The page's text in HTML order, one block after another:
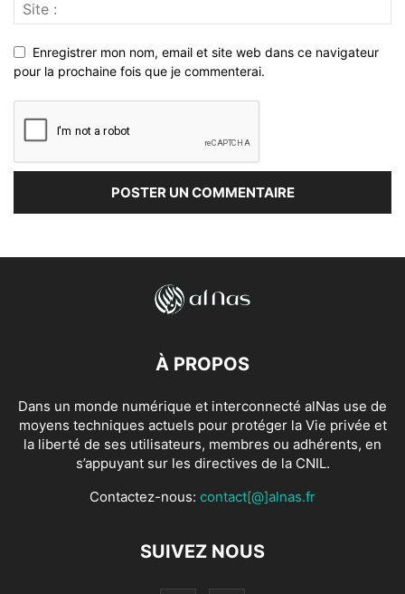
Enregistrer mon nom, email et site web dans ce navigateur
pour la prochaine fois que je commenterai.
À PROPOS
Dans un monde numérique et interconnecté alNas use de
moyens techniques actuels pour protéger la Vie privée et
la liberté de ses utilisateurs, membres ou adhérents, en
s’appuyant sur les directives de la CNIL.
Contactez-nous: contact[@]alnas.fr
SUIVEZ NOUS